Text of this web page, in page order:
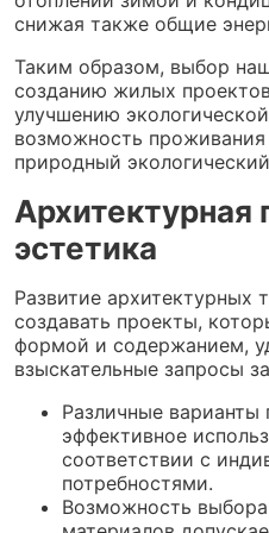
снижая также общие
Таким образом, выбор
созданию жилых
улучшению
возможность
природный
Архитектурная
эстетика
Развитие архитектурных
создавать проекты,
формой и содержанием,
взыскательные запросы
Различные варианты
эффективное
соответствии с
потребностями.
Возможность